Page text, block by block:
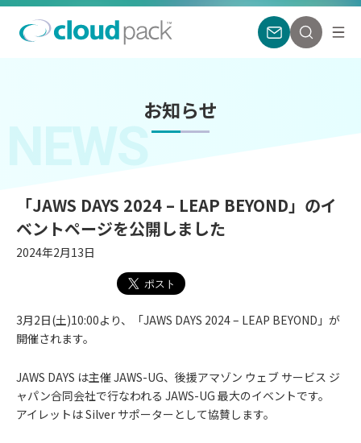
お知らせ
NEWS
「JAWS DAYS 2024 – LEAP BEYOND」のイ
ベントページを公開しました
2024年2月13日
3月2日(土)10:00より、「JAWS DAYS 2024 – LEAP BEYOND」が
開催されます。
JAWS DAYS は主催 JAWS-UG、後援アマゾン ウェブ サービス ジ
ャパン合同会社で行なわれる JAWS-UG 最大のイベントです。
アイレットは Silver サポーターとして協賛します。
お